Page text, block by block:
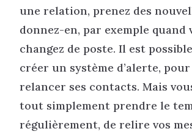
une relation, prenez des
donnez-en, par exemple quand
changez de poste. Il est
créer un système d’alerte,
relancer ses contacts. Mais
tout simplement prendre le
régulièrement, de relire vos